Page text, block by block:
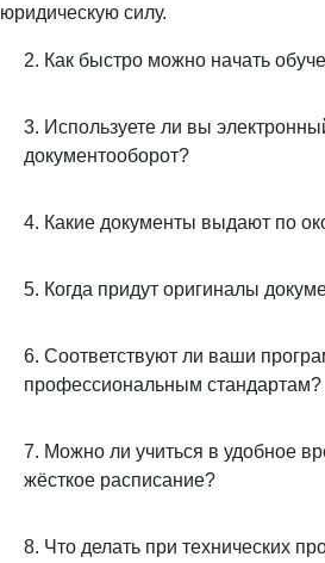
юридическую силу.
2. Как быстро можно начать
3. Используете ли вы
документооборот?
4. Какие документы выдают по
5. Когда придут оригиналы
6. Соответствуют ли ваши
профессиональным стандартам?
7. Можно ли учиться в удобное
жёсткое расписание?
8. Что делать при технических